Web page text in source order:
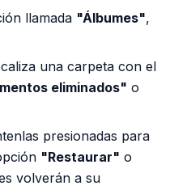
llamada "Álbumes",
una carpeta con el
eliminados" o
presionadas para
"Restaurar" o
volverán a su